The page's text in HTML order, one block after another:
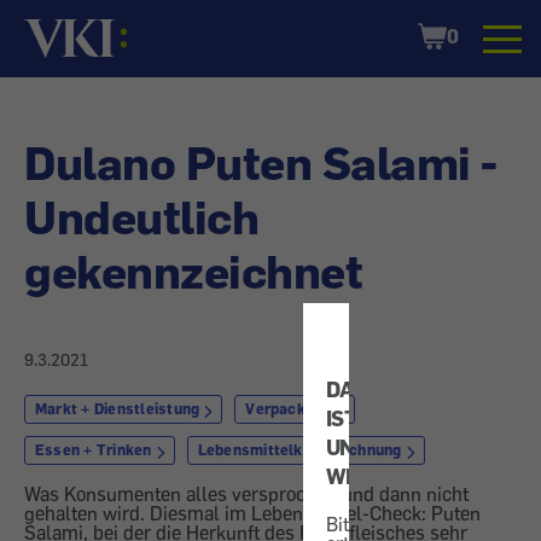
DATENSCHUTZ
IST
UNS
WICHTIG!
Bitte
Startseite
Shopping
Cart
0
Dulano Puten Salami -
Undeutlich
gekennzeichnet
9.3.2021
Markt + Dienstleistung Verpackung
Essen + Trinken Lebensmittelkennzeichnung
Was Konsumenten alles versprochen und dann nicht
gehalten wird. Diesmal im Lebensmittel-Check: Puten
Salami, bei der die Herkunft des Putenfleisches sehr